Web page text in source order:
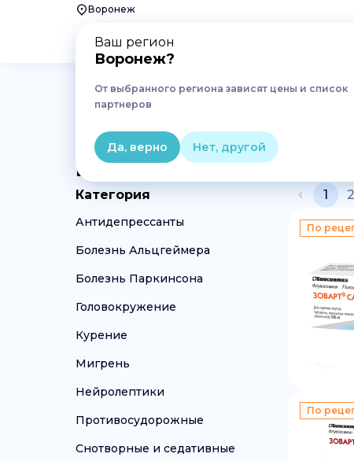
Воронеж
Ваш регион
Воронеж?
От выбранного региона зависят цены и список
партнеров
Да, верно Нет, другой
Лекарства Неврология и психиатрия
Лекарства для лечения
Воронеже
Категория
Антидепрессанты
Болезнь Альцгеймера
Болезнь Паркинсона
Головокружение
Курение
Мигрень
Нейролептики
Противосудорожные
Снотворные и седативные
1 2
По
По